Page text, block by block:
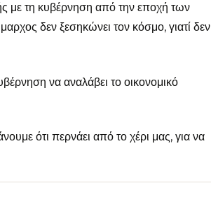
με τη κυβέρνηση από την εποχή των
δεν ξεσηκώνει τον κόσμο, γιατί δεν
να αναλάβει το οικονομικό
ότι περνάει από το χέρι μας, για να